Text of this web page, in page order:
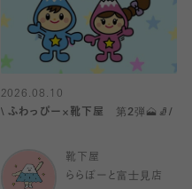
2026.08.10
\ ふわっぴー×靴下屋 第2弾🗻🧦/
靴下屋
ららぽーと富士見店